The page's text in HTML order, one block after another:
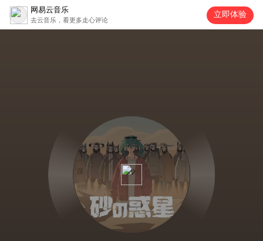
网易云音乐
去云音乐，看更多走心评论
立即体验